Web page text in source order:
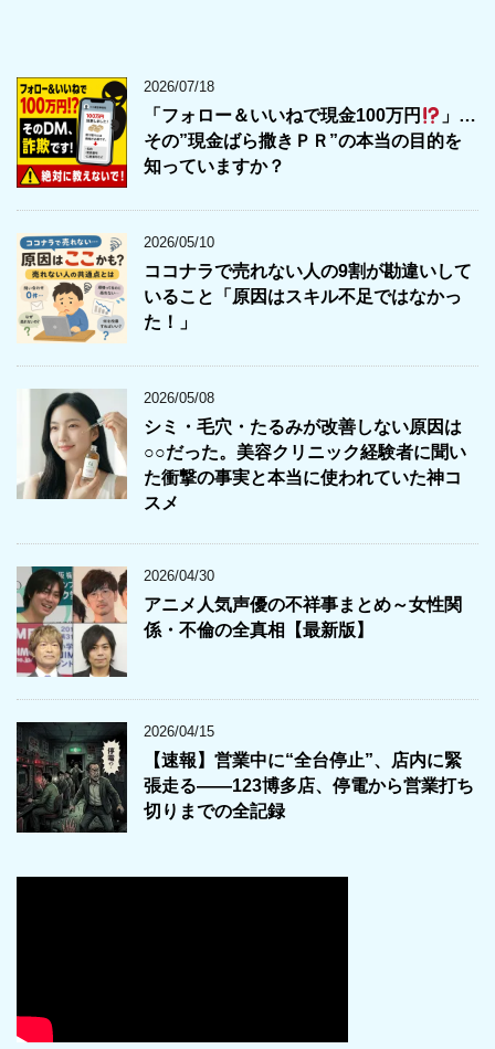
2026/07/18
「フォロー＆いいねで現金100万円
」…
その”現金ばら撒きＰＲ”の本当の目的を
知っていますか？
2026/05/10
ココナラで売れない人の9割が勘違いして
いること「原因はスキル不足ではなかっ
た！」
2026/05/08
シミ・毛穴・たるみが改善しない原因は
○○だった。美容クリニック経験者に聞い
た衝撃の事実と本当に使われていた神コ
スメ
2026/04/30
アニメ人気声優の不祥事まとめ～女性関
係・不倫の全真相【最新版】
2026/04/15
【速報】営業中に“全台停止”、店内に緊
張走る――123博多店、停電から営業打ち
切りまでの全記録